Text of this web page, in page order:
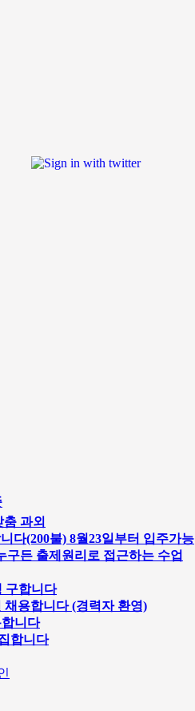
과외
다(200불) 8월23일부터 입주가능
든 출제원리로 접근하는 수업
구합니다
용합니다 (경력자 환영)
니다
합니다